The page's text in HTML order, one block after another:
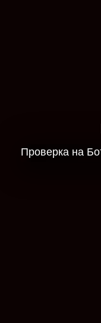
Проверка на